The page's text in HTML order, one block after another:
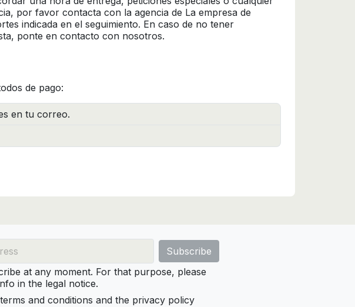
por favor contacta con la agencia de La empresa de
indicada en el seguimiento. En caso de no tener
ponte en contacto con nosotros.
de pago:
en tu correo.
at any moment. For that purpose, please
in the legal notice.
and conditions and the privacy policy